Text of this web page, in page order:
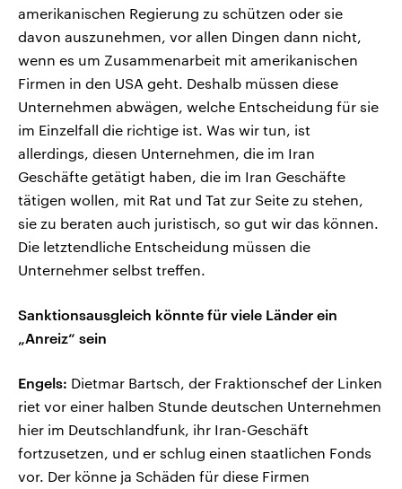
amerikanischen Regierung zu schützen oder sie
davon auszunehmen, vor allen Dingen dann nicht,
wenn es um Zusammenarbeit mit amerikanischen
Firmen in den USA geht. Deshalb müssen diese
Unternehmen abwägen, welche Entscheidung für sie
im Einzelfall die richtige ist. Was wir tun, ist
allerdings, diesen Unternehmen, die im Iran
Geschäfte getätigt haben, die im Iran Geschäfte
tätigen wollen, mit Rat und Tat zur Seite zu stehen,
sie zu beraten auch juristisch, so gut wir das können.
Die letztendliche Entscheidung müssen die
Unternehmer selbst treffen.
Sanktionsausgleich könnte für viele Länder ein
„Anreiz“ sein
Engels: Dietmar Bartsch, der Fraktionschef der Linken
riet vor einer halben Stunde deutschen Unternehmen
hier im Deutschlandfunk, ihr Iran-Geschäft
fortzusetzen, und er schlug einen staatlichen Fonds
vor. Der könne ja Schäden für diese Firmen